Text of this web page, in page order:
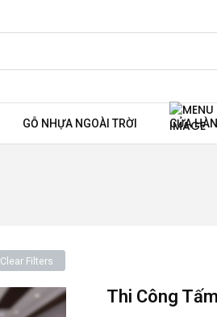
GỖ NHỰA NGOÀI TRỜI CỬA
Clear Filters
Thi Công